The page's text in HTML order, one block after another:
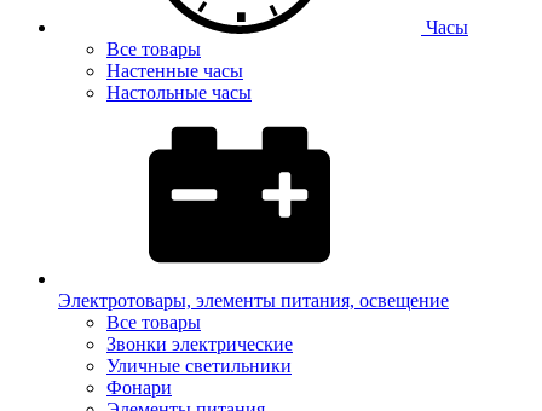
Часы
Все товары
Настенные часы
Настольные часы
Электротовары, элементы питания, освещение
Все товары
Звонки электрические
Уличные светильники
Фонари